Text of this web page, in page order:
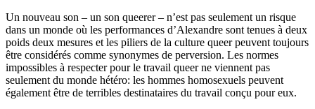
Un nouveau son – un son queerer – n’est pas seulement un risque
dans un monde où les performances d’Alexandre sont tenues à deux
poids deux mesures et les piliers de la culture queer peuvent toujours
être considérés comme synonymes de perversion. Les normes
impossibles à respecter pour le travail queer ne viennent pas
seulement du monde hétéro: les hommes homosexuels peuvent
également être de terribles destinataires du travail conçu pour eux.